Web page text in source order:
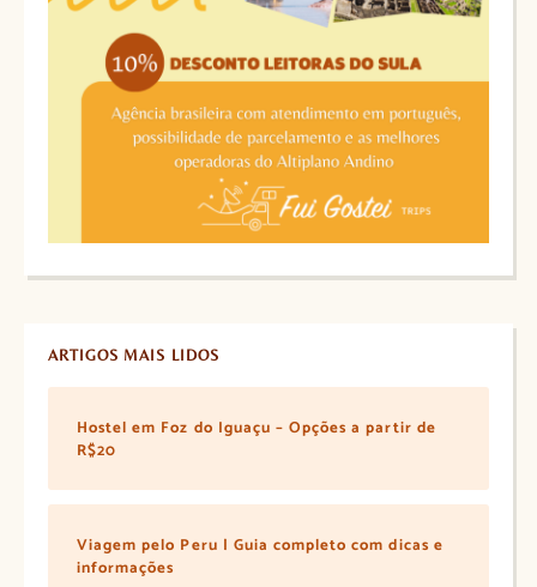
ARTIGOS MAIS LIDOS
Hostel em Foz do Iguaçu – Opções a partir de
R$20
Viagem pelo Peru | Guia completo com dicas e
informações